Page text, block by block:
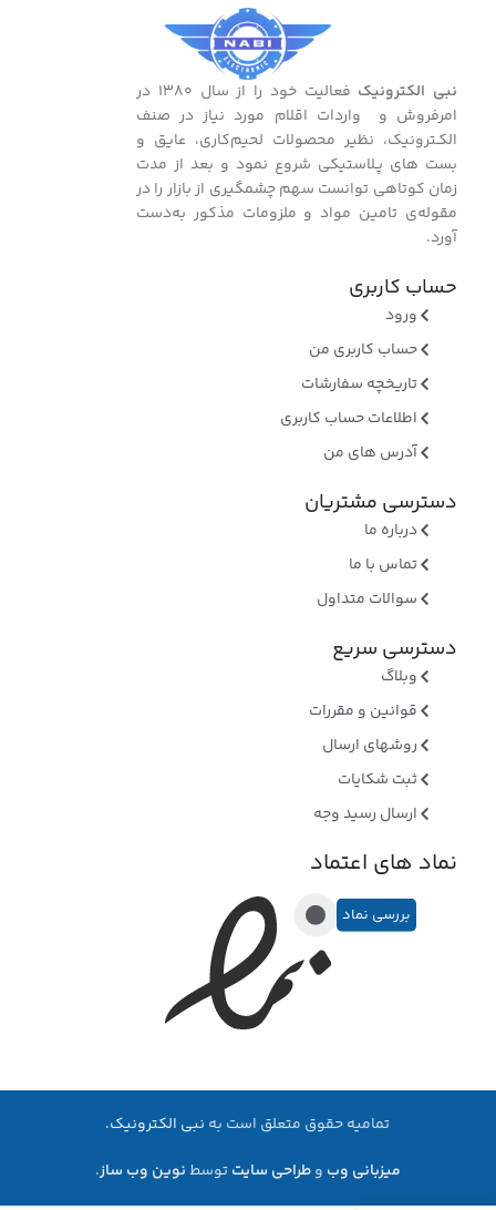
نبی الکترونیک
فعالیت خود را از سال ۱۳۸۰ در
امرفروش و واردات اقلام مورد نیاز در صنف
الکـترونیک، نظیر محصولات لحیم‌کاری، عایق و
بست ‌های پـلاستیکی شروع نمود و بعد از مدت
زمان کوتاهی توانست سهم چشمگیری از بازار را در
مقوله‌ی تامین مواد و ملزومات مذکور به‌دست
آورد.
حساب کاربری
ورود
حساب کاربری من
تاریخچه سفارشات
اطلاعات حساب کاربری
آدرس های من
دسترسی مشتریان
درباره ما
تماس با ما
سوالات متداول
دسترسی سریع
وبلاگ
قوانین و مقررات
روشهای ارسال
ثبت شکایات
ارسال رسید وجه
نماد های اعتماد
بررسی نماد
تمامیه حقوق متعلق است به نبی الکترونیک.
میزبانی وب وطراحی سایتتوسطنوین وب ساز.